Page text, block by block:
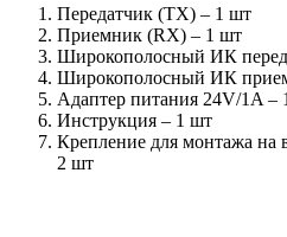
Передатчик (TX) – 1 шт
Приемник (RX) – 1 шт
Широкополосный ИК
Широкополосный ИК
Адаптер питания 24V/1A –
Инструкция – 1 шт
Крепление для монтажа на
2 шт